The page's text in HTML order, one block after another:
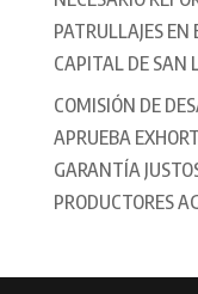
PATRULLAJES EN
CAPITAL DE SAN
COMISIÓN DE
APRUEBA
GARANTÍA
PRODUCTORES